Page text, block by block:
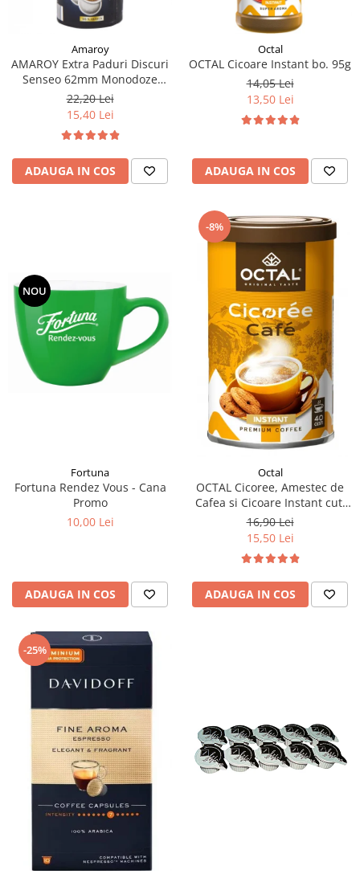
Amaroy
AMAROY Extra Paduri Discuri
Senseo 62mm Monodoze
20buc 140g
22,20 Lei
15,40 Lei
ADAUGA IN COS
Octal
OCTAL Cicoare Instant bo. 95g
14,05 Lei
13,50 Lei
ADAUGA IN COS
NOU
Fortuna
Fortuna Rendez Vous - Cana
Promo
10,00 Lei
ADAUGA IN COS
-8%
Octal
OCTAL Cicoree, Amestec de
Cafea si Cicoare Instant cut.
100g
16,90 Lei
15,50 Lei
ADAUGA IN COS
-25%